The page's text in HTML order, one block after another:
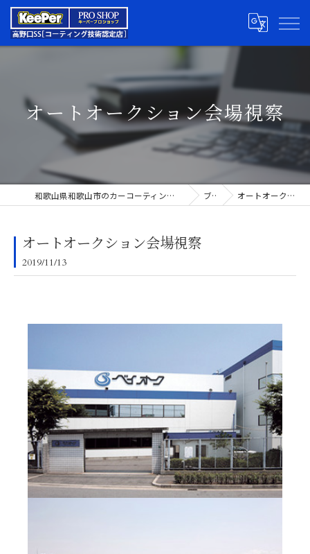
オートオークション会場視察
和歌山県和歌山市のカーコーティングならキーパープロショップ高野口SS ブログ オートオークション会場視察
オートオークション会場視察
2019/11/13